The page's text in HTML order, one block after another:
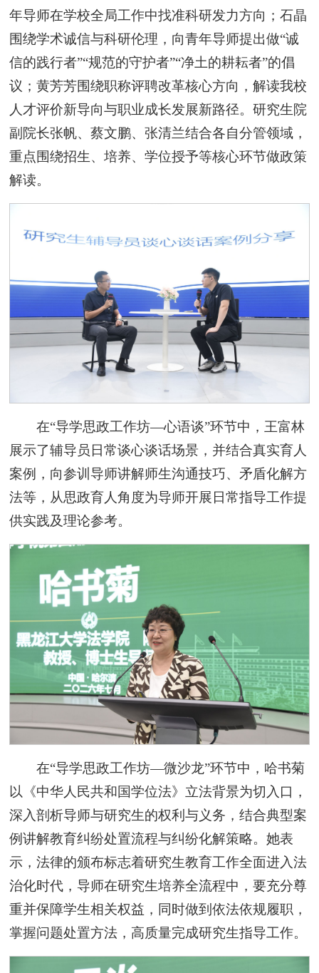
年导师在学校全局工作中找准科研发力方向；石晶
围绕学术诚信与科研伦理，向青年导师提出做“诚
信的践行者”“规范的守护者”“净土的耕耘者”的倡
议；黄芳芳围绕职称评聘改革核心方向，解读我校
人才评价新导向与职业成长发展新路径。研究生院
副院长张帆、蔡文鹏、张清兰结合各自分管领域，
重点围绕招生、培养、学位授予等核心环节做政策
解读。
在“导学思政工作坊—心语谈”环节中，王富林
展示了辅导员日常谈心谈话场景，并结合真实育人
案例，向参训导师讲解师生沟通技巧、矛盾化解方
法等，从思政育人角度为导师开展日常指导工作提
供实践及理论参考。
在“导学思政工作坊—微沙龙”环节中，哈书菊
以《中华人民共和国学位法》立法背景为切入口，
深入剖析导师与研究生的权利与义务，结合典型案
例讲解教育纠纷处置流程与纠纷化解策略。她表
示，法律的颁布标志着研究生教育工作全面进入法
治化时代，导师在研究生培养全流程中，要充分尊
重并保障学生相关权益，同时做到依法依规履职，
掌握问题处置方法，高质量完成研究生指导工作。